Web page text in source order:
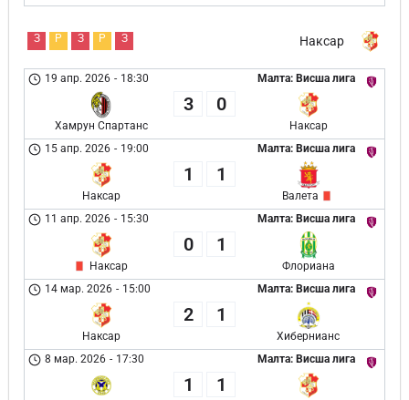
Наксар
З Р З Р З
Малта: Висша лига
19 апр. 2026 - 18:30
Хамрун Спартанс
3 0
Наксар
Малта: Висша лига
15 апр. 2026 - 19:00
Наксар
1 1
Валета
Малта: Висша лига
11 апр. 2026 - 15:30
Наксар
0 1
Флориана
Малта: Висша лига
14 мар. 2026 - 15:00
Наксар
2 1
Хибернианс
Малта: Висша лига
8 мар. 2026 - 17:30
1 1